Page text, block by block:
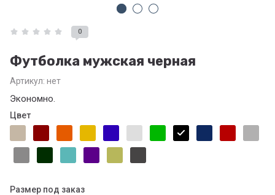
0
Футболка мужская черная
Артикул: нет
Экономно.
Цвет
Размер под заказ